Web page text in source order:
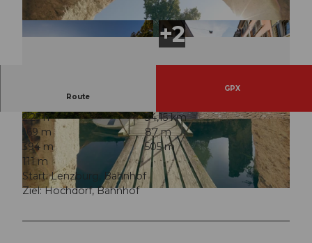
© Michel Jaussi, Aargau Tourismus
© Seetal Tourismus, Christian Betschart © Seetal Tourismus, Stadt Lenbzurg
Route
GPX
2:25 h
34,15 km
169 m
87 m
394 m
505 m
111 m
Start: Lenzburg, Bahnhof
Ziel: Hochdorf, Bahnhof